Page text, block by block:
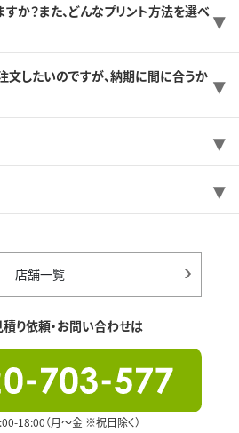
か？また、どんなプリント方法を選べ
したいのですが、納期に間に合うか
店舗一覧
積り依頼・お問い合わせは
18:00（月～金 ※祝日除く）